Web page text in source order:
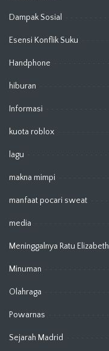
Dampak Sosial
Esensi Konflik Suku
Handphone
hiburan
Informasi
kuota roblox
lagu
makna mimpi
manfaat pocari sweat
media
Meninggalnya Ratu Elizabeth
Minuman
Olahraga
Powarnas
Sejarah Madrid